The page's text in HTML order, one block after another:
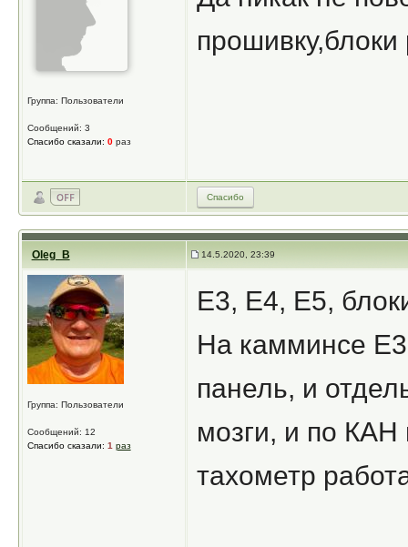
Группа: Пользователи
Сообщений: 3
Спасибо сказали: 0раз
Спасибо
Oleg_B 14.5.2020, 23:39
Группа: Пользователи
Сообщений: 12
Спасибо сказали: 1 раз
Е3, Е4, Е5,
На камминсе
панель, и
мозги, и по КАН
тахометр